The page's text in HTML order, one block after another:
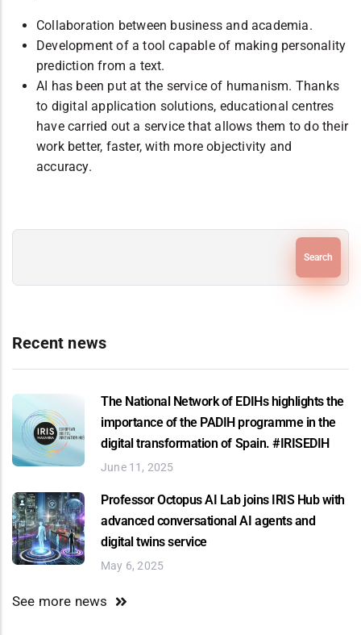
Collaboration between business and academia.
Development of a tool capable of making personality
prediction from a text.
AI has been put at the service of humanism. Thanks
to digital application solutions, educational centres
have carried out a service that allows them to do their
work better, faster, with more objectivity and
accuracy.
Recent news
The National Network of EDIHs highlights the
importance of the PADIH programme in the
digital transformation of Spain. #IRISEDIH
June 11, 2025
Professor Octopus AI Lab joins IRIS Hub with
advanced conversational AI agents and
digital twins service
May 6, 2025
See more news